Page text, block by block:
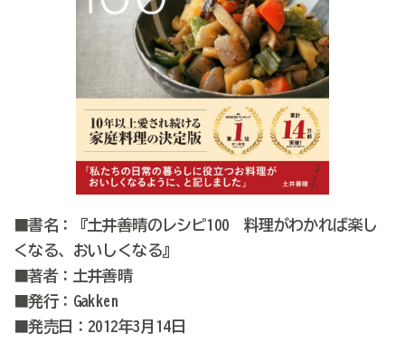
■書名：『土井善晴のレシピ100 料理がわかれば楽し
くなる、おいしくなる』
■著者：土井善晴
■発行：Gakken
■発売日：2012年3月14日